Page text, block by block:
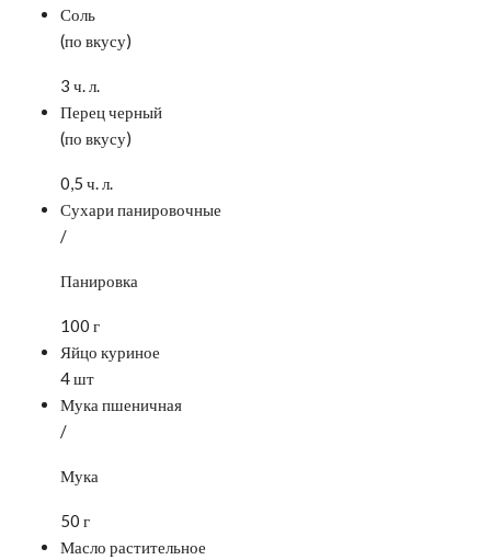
Соль
(по вкусу)
3 ч. л.
Перец черный
(по вкусу)
0,5 ч. л.
Сухари панировочные
/
Панировка
100 г
Яйцо куриное
4 шт
Мука пшеничная
/
Мука
50 г
Масло растительное